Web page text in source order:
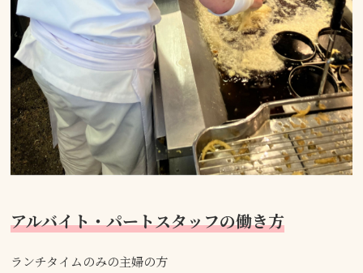
アルバイト・パートスタッフの働き方
ランチタイムのみの主婦の方